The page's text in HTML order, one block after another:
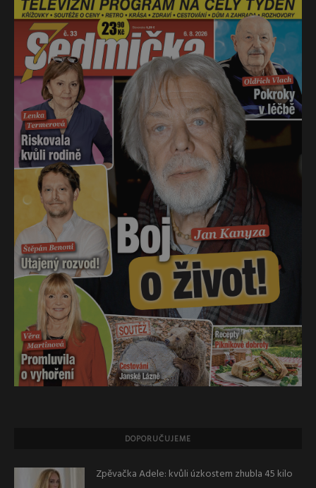
DOPORUČUJEME
Zpěvačka Adele: kvůli úzkostem zhubla 45 kilo